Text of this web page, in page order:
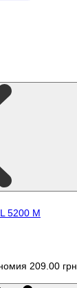
209.00 грн